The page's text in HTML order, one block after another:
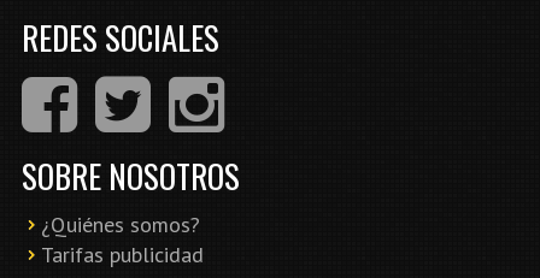
REDES SOCIALES
SOBRE NOSOTROS
¿Quiénes somos?
Tarifas publicidad